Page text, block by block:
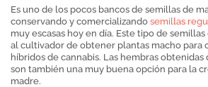
Es uno de los pocos bancos de semillas de
conservando y comercializando semillas
muy escasas hoy en día. Este tipo de
al cultivador de obtener plantas macho para
híbridos de cannabis. Las hembras
son también una muy buena opción para la
madre.